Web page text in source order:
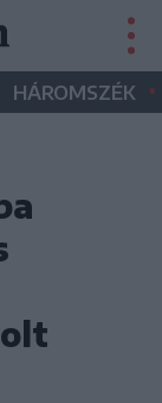
HÁROMSZÉK •